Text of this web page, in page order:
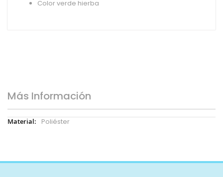
Color verde hierba
Más Información
Más
Poliéster